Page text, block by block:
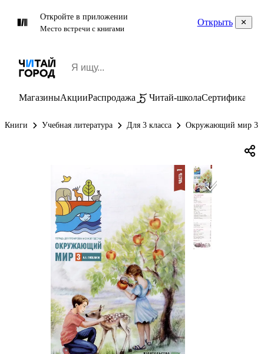
Откройте в приложении
Место встречи с книгами
Открыть
МагазиныАкцииРаспродажа Читай-школаСертификаты
Книги Учебная литература Для 3 класса Окружающий мир 3